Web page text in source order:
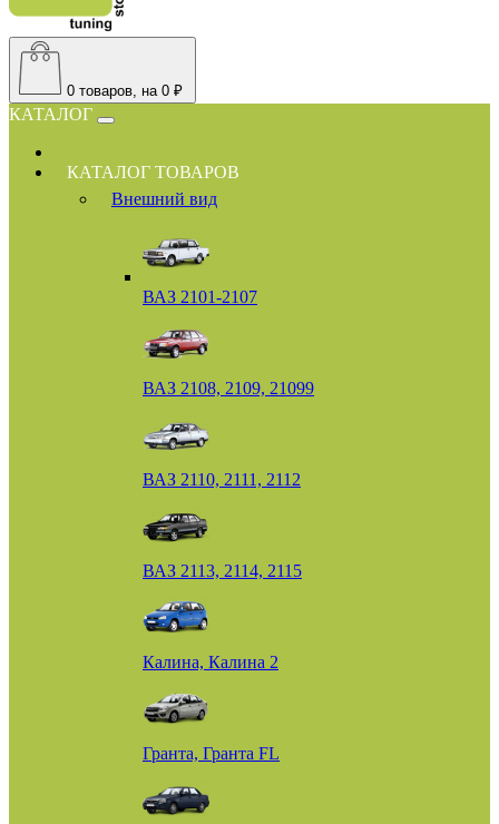
0 товаров, на 0 ₽
КАТАЛОГ
КАТАЛОГ ТОВАРОВ
Внешний вид
ВАЗ 2101-2107
ВАЗ 2108, 2109, 21099
ВАЗ 2110, 2111, 2112
ВАЗ 2113, 2114, 2115
Калина, Калина 2
Гранта, Гранта FL